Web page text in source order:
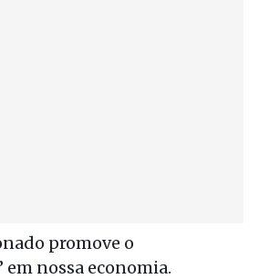
promove o
nossa economia.